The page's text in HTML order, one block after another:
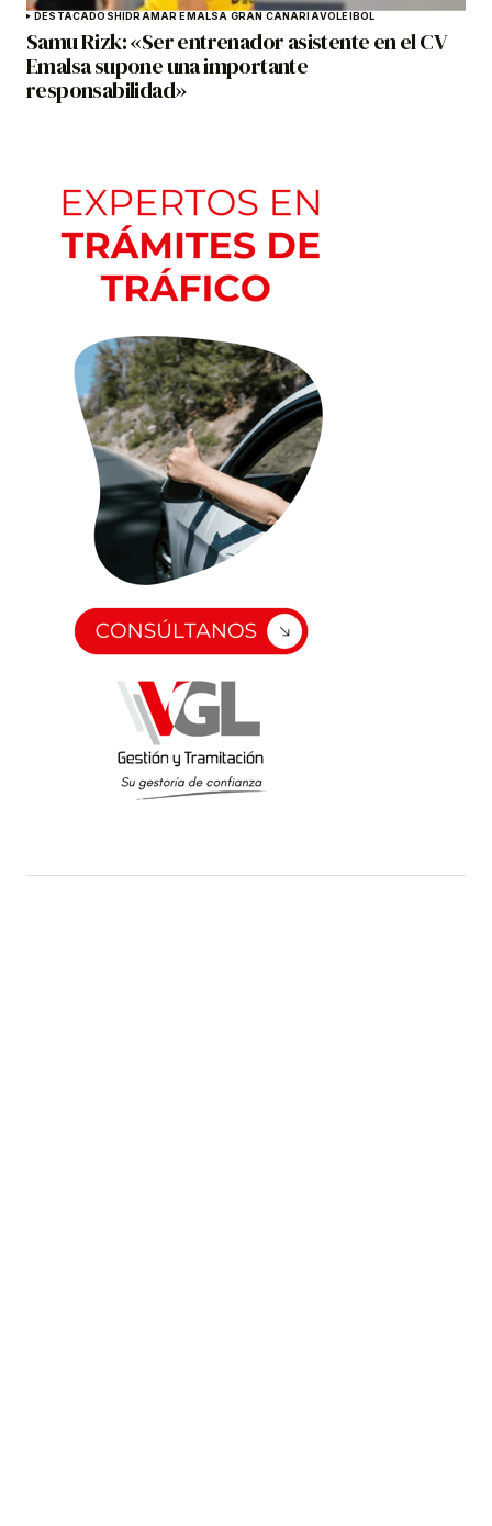
DESTACADOSHIDRAMAR EMALSA GRAN CANARIAVOLEIBOL
Samu Rizk: «Ser entrenador asistente en el CV
Emalsa supone una importante
responsabilidad»